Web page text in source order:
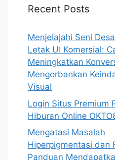
Recent Posts
Menjelajahi Seni
Letak UI Komersial:
Meningkatkan
Mengorbankan
Visual
Login Situs Premium
Hiburan Online
Mengatasi Masalah
Hiperpigmentasi dan
Panduan